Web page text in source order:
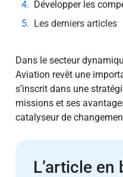
Développer les
Les derniers articles
Dans le secteur
Aviation revêt une
s’inscrit dans une
missions et ses
catalyseur de
L’article en